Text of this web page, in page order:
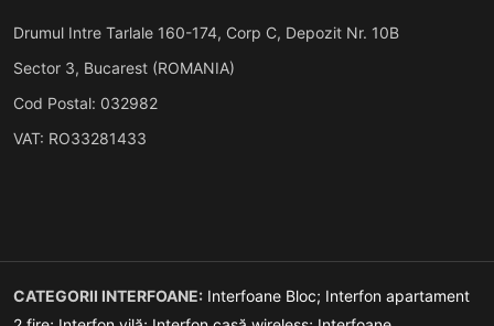
Drumul Intre Tarlale 160-174, Corp C, Depozit Nr. 10B
Sector 3, Bucarest (ROMANIA)
Cod Postal: 032982
VAT: RO33281433
CATEGORII INTERFOANE: Interfoane Bloc; Interfon apartament